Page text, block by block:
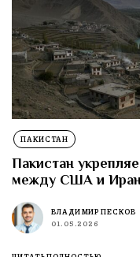
ПАКИСТАН
Пакистан
между США и
ВЛАДИМИР ПЕСКОВ
01.05.2026